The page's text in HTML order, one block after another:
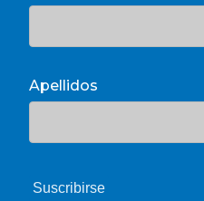
Apellidos